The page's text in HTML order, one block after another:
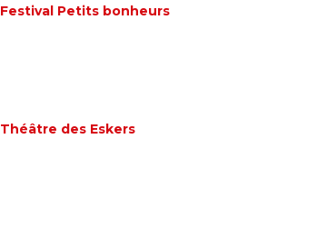
Festival Petits bonheurs
Théâtre des Eskers